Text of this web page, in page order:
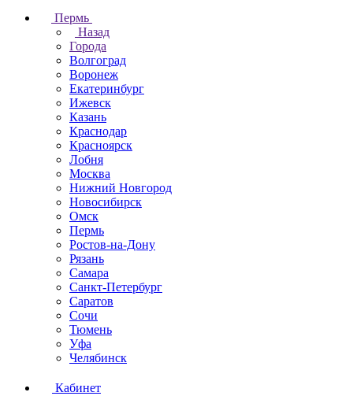
Пермь
Назад
Города
Волгоград
Воронеж
Екатеринбург
Ижевск
Казань
Краснодар
Красноярск
Лобня
Москва
Нижний Новгород
Новосибирск
Омск
Пермь
Ростов-на-Дону
Рязань
Самара
Санкт-Петербург
Саратов
Сочи
Тюмень
Уфа
Челябинск
Кабинет